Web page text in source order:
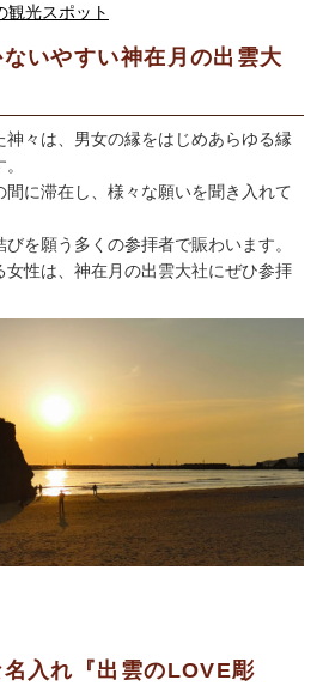
観光スポット
いやすい神在月の出雲大
々は、男女の縁をはじめあらゆる縁
間に滞在し、様々な願いを聞き入れて
を願う多くの参拝者で賑わいます。
女性は、神在月の出雲大社にぜひ参拝
入れ『出雲のLOVE彫